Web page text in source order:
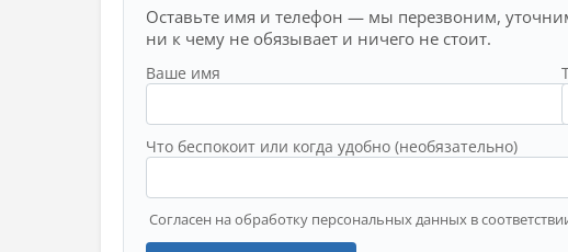
Оставьте имя и телефон — мы перезвоним,
ни к чему не обязывает и ничего не стоит.
Ваше имя
Что беспокоит или когда удобно (необязательно)
Согласен на обработку персональных данных в